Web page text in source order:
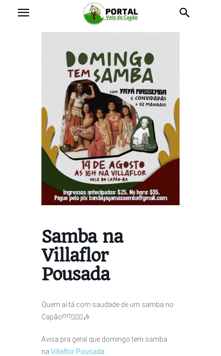
Samba na
Villaflor
Pousada
Quem aí tá com saudade de um samba no
Capão!?!?🙆🏽‍♀️🎶
Avisa pra geral que domingo tem samba
na Villaflor Pousada